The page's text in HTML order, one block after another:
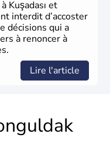
Kuşadası et
interdit d’accoster
décisions qui a
à renoncer à
Lire l'article